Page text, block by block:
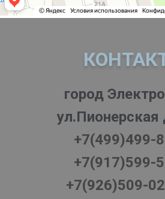
город
+7(499)499-
+7(917)599-
+7(926)509-